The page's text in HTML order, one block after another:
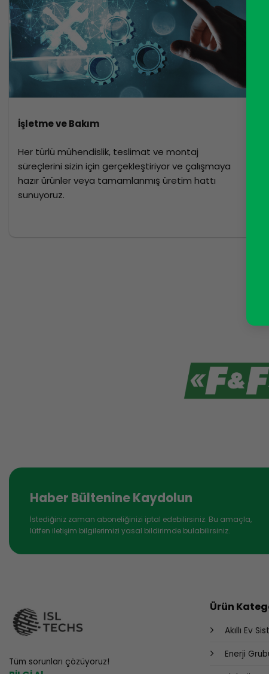
İşletme ve Bakım
Her türlü mühendislik, teslimat ve montaj
süreçlerini sizin için gerçekleştiriyor ve çalışmaya
hazır ürünler veya tamamlanmış üretim hattı
sunuyoruz.
Haber Bültenine Kaydolun
İstediğiniz zaman aboneliğinizi iptal edebilirsiniz. Bu amaçla,
lütfen iletişim bilgilerimizi yasal bildirimde bulabilirsiniz.
Tüm sorunları çözüyoruz!
Ürün
Akıllı Ev
Enerji